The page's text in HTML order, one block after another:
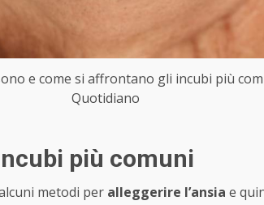
e come si affrontano gli incubi più
Quotidiano
più comuni
metodi per alleggerire l’ansia e